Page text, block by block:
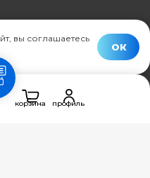
техники,
корзина
профиль
вы соглашаетесь
ОК